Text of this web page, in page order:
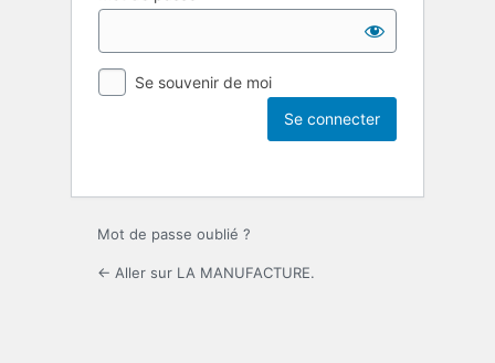
Se souvenir de moi
Mot de passe oublié ?
← Aller sur LA MANUFACTURE.